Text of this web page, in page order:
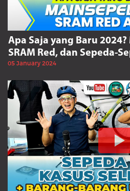
Apa Saja yang Baru
SRAM Red, dan Sepeda-
05 January 2024